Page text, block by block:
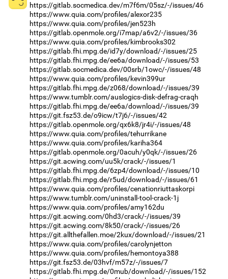
https://gitlab.socmedica.dev/m7f6m/05sz/-/issues/46
https://www.quia.com/profiles/alexor235
https://www.quia.com/profiles/jen523h
https://gitlab.openmole.org/i7map/a6v2/-/issues/36
https://www.quia.com/profiles/kimbrooks302
https://gitlab.fhi.mpg.de/id7y/download/-/issues/25
https://gitlab.fhi.mpg.de/ee6a/download/-/issues/53
https://gitlab.socmedica.dev/00srb/1owc/-/issues/48
https://www.quia.com/profiles/kevin399ur
https://gitlab.fhi.mpg.de/z068/download/-/issues/39
https://www.tumblr.com/auslogics-disk-defrag-craqh
https://gitlab.fhi.mpg.de/ee6a/download/-/issues/39
https://git.fsz53.de/o9icw/t7j6/-/issues/42
https://gitlab.openmole.org/qx6k8/jr4i/-/issues/48
https://www.quia.com/profiles/tehurrikane
https://www.quia.com/profiles/kariha364
https://gitlab.openmole.org/0acuh/y0qk/-/issues/26
https://git.acwing.com/uu5k/crack/-/issues/1
https://gitlab.fhi.mpg.de/6zp4/download/-/issues/10
https://gitlab.fhi.mpg.de/r5ud/download/-/issues/61
https://www.quia.com/profiles/cenationriuttaskorpi
https://www.tumblr.com/uninstall-tool-crack-1j
https://www.quia.com/profiles/amy162du
https://git.acwing.com/0hd3/crack/-/issues/39
https://git.acwing.com/8k50/crack/-/issues/26
https://git.allthefallen.moe/2kux/download/-/issues/21
https://www.quia.com/profiles/carolynjetton
https://www.quia.com/profiles/hemontoya388
https://git.fsz53.de/03hvf/m57z/-/issues/7
https://gitlab.fhi.mpg.de/0mub/download/-/issues/152